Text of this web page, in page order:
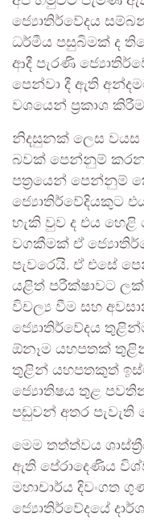
ජ්‍යොතිර්වේදය
ධර්මීය පසුබිමක් ද
ආදී පැරණි
පෙන්වා දී ඇති
වශයෙන් ප්‍රකාශ
නිදසුනක් ලෙස වයස
බවක් පෙන්නුම් කරන
පත්‍රයෙන් පෙන්නුම්
ජ්‍යොතිර්වේදියකුට
හැකි වුව ද එය
වගකීමක් ඒ
පැවරෙයි. ඒ එසේ
යළිත් පරීක්ෂාවට
විචල්‍ය වීම සහ
ජ්‍යොතිර්වේදය
ඕනෑම යහපතක්
තුළින් යහපතකුත්
ජ්‍යොතිෂය තුළ
පඬුවන් අතර පැවැති
මෙම තත්ත්වය
ඇති පේරාදෙණිය
මහාචාර්ය දිවංගත
ජ්‍යොතිර්වේදයේ